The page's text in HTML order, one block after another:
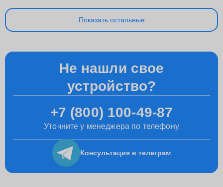
Показать остальные
Не нашли свое
устройство?
+7 (800) 100-49-87
Уточните у менеджера по телефону
Консультация в телеграм